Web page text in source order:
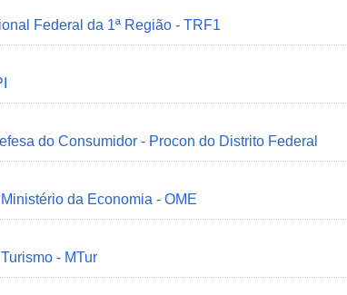
Federal da 1ª Região - TRF1
do Consumidor - Procon do Distrito Federal
da Economia - OME
- MTur